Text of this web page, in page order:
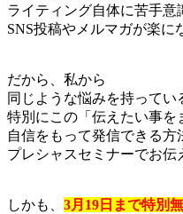
ライティング自体に苦手意
SNS投稿やメルマガが楽に
だから、私から
同じような悩みを持ってい
特別にこの「伝えたい事を
自信をもって発信できる方
プレシャスセミナーでお伝
しかも、 3月19日まで特別